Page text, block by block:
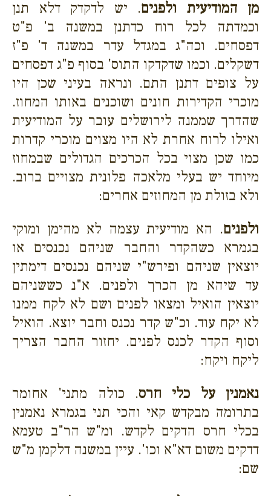
מן המודיעית ולפנים. יש לדקדק דלא תנן
וכמדתה לכל רוח כדתנן במשנה ב' פ"ט
דפסחים. וכה"ג במגדל עדר במשנה ד' פ"ז
דשקלים. וכמו שדקדקו התוס' בסוף פ"ג דפסחים
על צופים דתנן התם. ונראה בעיני שכן היו
מוכרי הקדירות חונים ושוכנים באותו המחוז.
שהדרך שממנה לירושלים עובר על המודיעית
ואילו לרוח אחרת לא היו מצוים מוכרי קדרות
כמו שכן מצוי בכל הכרכים הגדולים שבמחוז
מיוחד יש בעלי מלאכה פלונית מצויים ברוב.
ולא בזולת מן המחוזים אחרים:
ולפנים. הא מודיעית עצמה לא מהימן ומוקי
בגמרא כשהקדר והחבר שניהם נכנסים או
יוצאין שניהם ופירש"י שניהם נכנסים דימתין
עד שיהא מן הכרך ולפנים. א"נ כששניהם
יוצאין הואיל ומצאו לפנים ושם לא לקח ממנו
לא יקח עוד. וכ"ש קדר נכנס וחבר יוצא. הואיל
וסוף הקדר לכנס לפנים. יחזור החבר הצריך
ליקח ויקח:
נאמנין על כלי חרס. כולה מתני' אחומר
בתרומה מבקדש קאי והכי תני בגמרא נאמנין
בכלי חרס הדקים לקדש. ומ"ש הר"ב טעמא
דדקים משום דא"א וכו'. עיין במשנה דלקמן מ"ש
שם: